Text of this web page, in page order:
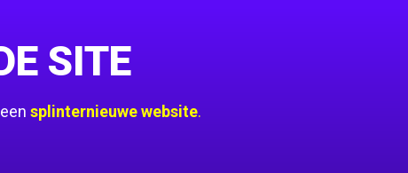
SITE
splinternieuwe website.